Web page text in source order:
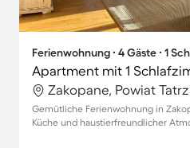
Ferienwohnung ∙ 4 Gäste ∙ 1
Apartment mit 1
Zakopane, Powiat
Gemütliche Ferienwohnung in
Küche und haustierfreundlicher